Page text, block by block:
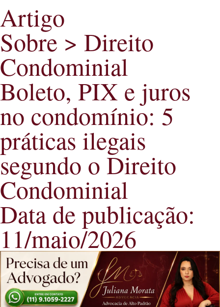
Artigo
Sobre > Direito
Condominial
Boleto, PIX e juros
no condomínio: 5
práticas ilegais
segundo o Direito
Condominial
Data de publicação:
11/maio/2026